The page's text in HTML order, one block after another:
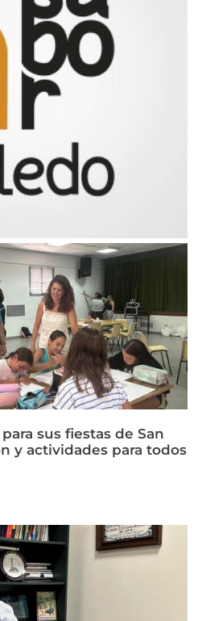
sus fiestas de San
y actividades para todos